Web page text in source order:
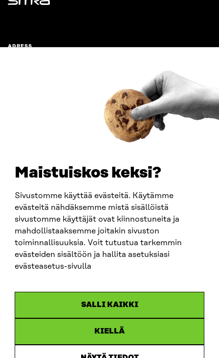
Maistuiskos keksi?
Sivustomme käyttää evästeitä. Käytämme
evästeitä nähdäksemme mistä sisällöistä
sivustomme käyttäjät ovat kiinnostuneita ja
mahdollistaaksemme joitakin sivuston
toiminnallisuuksia. Voit tutustua tarkemmin
evästeiden sisältöön ja hallita asetuksiasi
evästeasetus-sivulla
SALLI KAIKKI
KIELLÄ
Sitra
ADRESS
fornamn.efternamn@sitra.fi
SITRA PÅ SOCIALA MEDIER
LinkedIn
Instagram
YouTube